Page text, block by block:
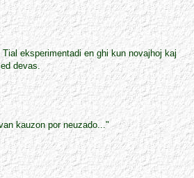
eksperimentadi en ghi kun novajhoj kaj
devas.
kauzon por neuzado..."